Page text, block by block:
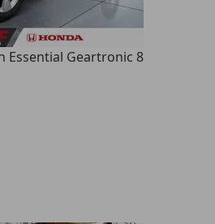
Essential Geartronic 8